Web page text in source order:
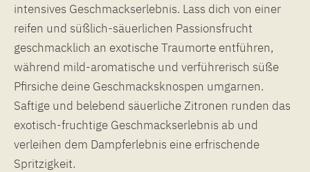
intensives Geschmackserlebnis. Lass dich von einer
reifen und süßlich-säuerlichen Passionsfrucht
geschmacklich an exotische Traumorte entführen,
während mild-aromatische und verführerisch süße
Pfirsiche deine Geschmacksknospen umgarnen.
Saftige und belebend säuerliche Zitronen runden das
exotisch-fruchtige Geschmackserlebnis ab und
verleihen dem Dampferlebnis eine erfrischende
Spritzigkeit.